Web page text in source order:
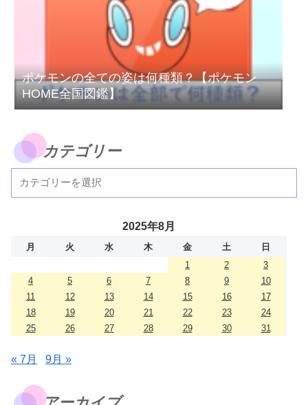
ポケモンの全ての姿は何種類？【ポケモン
HOME全国図鑑】
カテゴリー
2025年8月
月 火 水 木 金 土
日
1
2
3
4
5 6 7 8 9
10
11
12 13 14 15 16
17
18
19 20 21 22 23
24
25
26 27 28 29 30 31
« 7月 9月 »